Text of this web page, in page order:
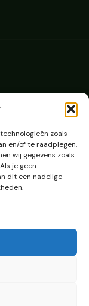
zoals
en/of te raadplegen.
wij gegevens zoals
je geen
dit een nadelige